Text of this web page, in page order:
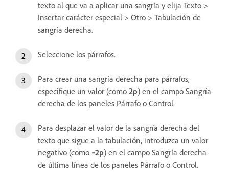
texto al que va a aplicar una sangría y elija Texto >
Insertar carácter especial > Otro > Tabulación de
sangría derecha.
Seleccione los párrafos.
Para crear una sangría derecha para párrafos,
especifique un valor (como 2p) en el campo Sangría
derecha de los paneles Párrafo o Control.
Para desplazar el valor de la sangría derecha del
texto que sigue a la tabulación, introduzca un valor
negativo (como ‑2p) en el campo Sangría derecha
de última línea de los paneles Párrafo o Control.